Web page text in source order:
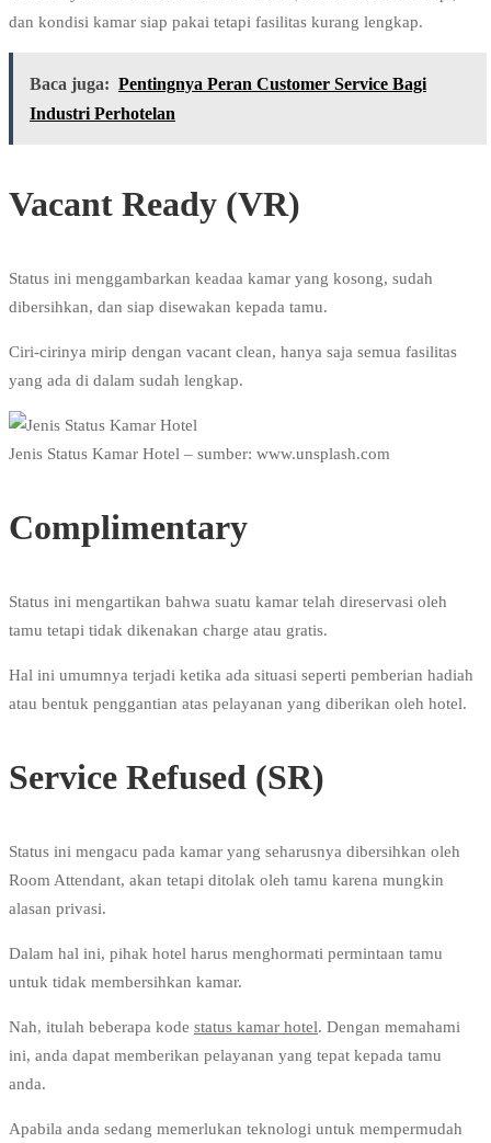
dan kondisi kamar siap pakai tetapi fasilitas kurang lengkap.
Baca juga: Pentingnya Peran Customer Service Bagi
Industri Perhotelan
Vacant Ready (VR)
Status ini menggambarkan keadaa kamar yang kosong, sudah
dibersihkan, dan siap disewakan kepada tamu.
Ciri-cirinya mirip dengan vacant clean, hanya saja semua fasilitas
yang ada di dalam sudah lengkap.
Jenis Status Kamar Hotel – sumber: www.unsplash.com
Complimentary
Status ini mengartikan bahwa suatu kamar telah direservasi oleh
tamu tetapi tidak dikenakan charge atau gratis.
Hal ini umumnya terjadi ketika ada situasi seperti pemberian hadiah
atau bentuk penggantian atas pelayanan yang diberikan oleh hotel.
Service Refused (SR)
Status ini mengacu pada kamar yang seharusnya dibersihkan oleh
Room Attendant, akan tetapi ditolak oleh tamu karena mungkin
alasan privasi.
Dalam hal ini, pihak hotel harus menghormati permintaan tamu
untuk tidak membersihkan kamar.
Nah, itulah beberapa kode status kamar hotel. Dengan memahami
ini, anda dapat memberikan pelayanan yang tepat kepada tamu
anda.
Apabila anda sedang memerlukan teknologi untuk mempermudah